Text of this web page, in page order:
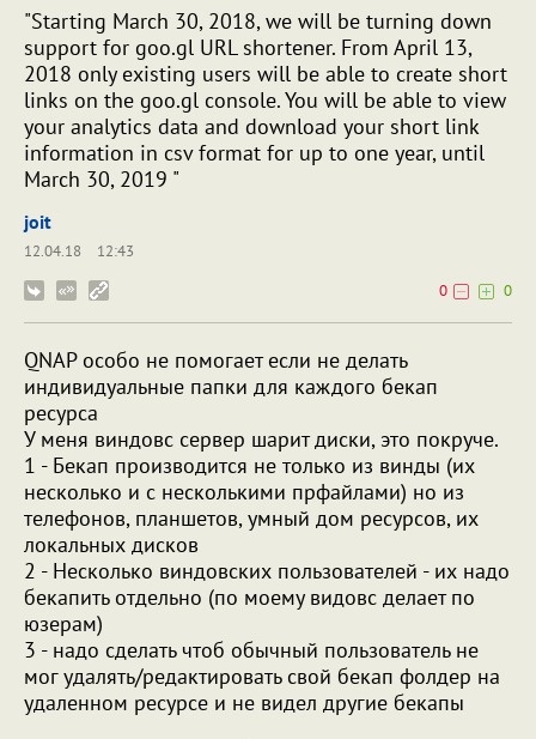
"Starting March 30, 2018, we will be turning down
support for goo.gl URL shortener. From April 13,
2018 only existing users will be able to create short
links on the goo.gl console. You will be able to view
your analytics data and download your short link
information in csv format for up to one year, until
March 30, 2019 "
joit
12.04.18
12:43
0
0
QNAP особо не помогает если не делать
индивидуальные папки для каждого бекап
ресурса
У меня виндовс сервер шарит диски, это покруче.
1 - Бекап производится не только из винды (их
несколько и с несколькими прфайлами) но из
телефонов, планшетов, умный дом ресурсов, их
локальных дисков
2 - Несколько виндовских пользователей - их надо
бекапить отдельно (по моему видовс делает по
юзерам)
3 - надо сделать чтоб обычный пользователь не
мог удалять/редактировать свой бекап фолдер на
удаленном ресурсе и не видел другие бекапы